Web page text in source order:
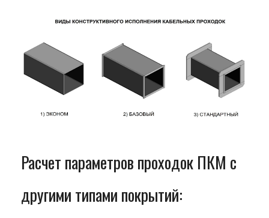
Расчет параметров проходок ПКМ с
другими типами покрытий: